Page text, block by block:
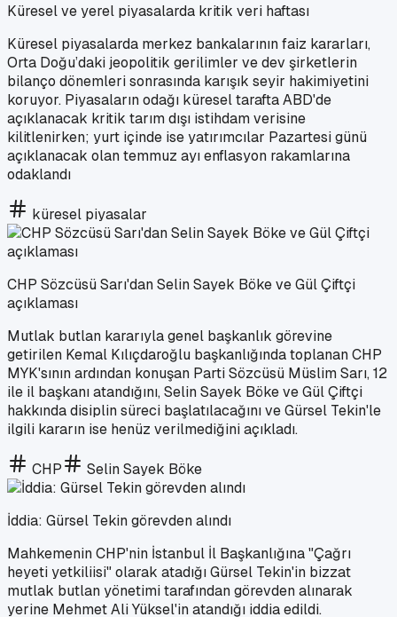
Küresel ve yerel piyasalarda kritik veri haftası
Küresel piyasalarda merkez bankalarının faiz kararları,
Orta Doğu’daki jeopolitik gerilimler ve dev şirketlerin
bilanço dönemleri sonrasında karışık seyir hakimiyetini
koruyor. Piyasaların odağı küresel tarafta ABD'de
açıklanacak kritik tarım dışı istihdam verisine
kilitlenirken; yurt içinde ise yatırımcılar Pazartesi günü
açıklanacak olan temmuz ayı enflasyon rakamlarına
odaklandı
küresel piyasalar
CHP Sözcüsü Sarı'dan Selin Sayek Böke ve Gül Çiftçi
açıklaması
Mutlak butlan kararıyla genel başkanlık görevine
getirilen Kemal Kılıçdaroğlu başkanlığında toplanan CHP
MYK'sının ardından konuşan Parti Sözcüsü Müslim Sarı, 12
ile il başkanı atandığını, Selin Sayek Böke ve Gül Çiftçi
hakkında disiplin süreci başlatılacağını ve Gürsel Tekin'le
ilgili kararın ise henüz verilmediğini açıkladı.
CHP Selin Sayek Böke
İddia: Gürsel Tekin görevden alındı
Mahkemenin CHP'nin İstanbul İl Başkanlığına "Çağrı
heyeti yetkiliisi" olarak atadığı Gürsel Tekin'in bizzat
mutlak butlan yönetimi tarafından görevden alınarak
yerine Mehmet Ali Yüksel'in atandığı iddia edildi.